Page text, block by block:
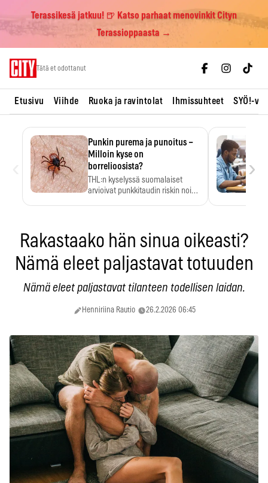
Terassikesä jatkuu! 🍺 Katso parhaat menovinkit Cityn
Terassioppaasta →
Tätä et odottanut
Etusivu Viihde Ruoka ja ravintolat Ihmissuhteet SYÖ!-
Punkin purema ja punoitus –
Milloin kyse on
borrelioosista?
THL:n kyselyssä suomalaiset
arvioivat punkkitaudin riskin noin
›
Rakastaako hän sinua oikeasti?
Nämä eleet paljastavat totuuden
Nämä eleet paljastavat tilanteen todellisen laidan.
Henniriina Rautio 26.2.2026 06:45